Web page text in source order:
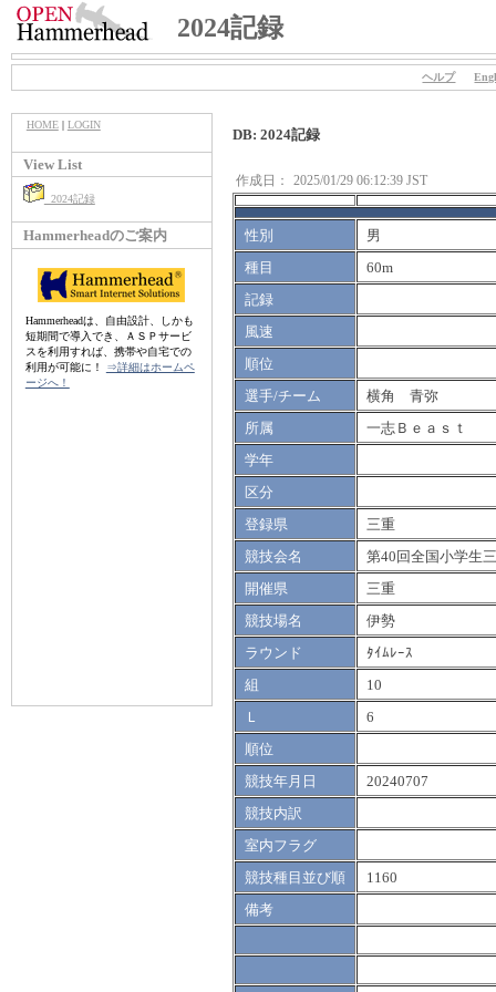
2024記録
ヘルプ
HOME| LOGIN
View List
2024記録
Hammerheadのご案内
Hammerheadは、自由設計、しかも
短期間で導入でき、ＡＳＰサービ
スを利用すれば、携帯や自宅での
利用が可能に！
⇒詳細はホームペ
ージへ！
DB: 2024記録
作成日： 2025/01/29 06:12:39 JST
性別
男
種目
60m
記録
風速
順位
選手/チーム
横角 青弥
所属
一志Ｂｅａｓｔ
学年
区分
登録県
三重
競技会名
第40回全国小学生
開催県
三重
競技場名
伊勢
ラウンド
ﾀｲﾑﾚｰｽ
組
10
Ｌ
6
順位
競技年月日
20240707
競技内訳
室内フラグ
競技種目並び順
1160
備考